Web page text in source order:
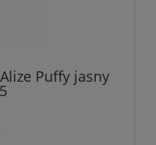
Puffy jasny